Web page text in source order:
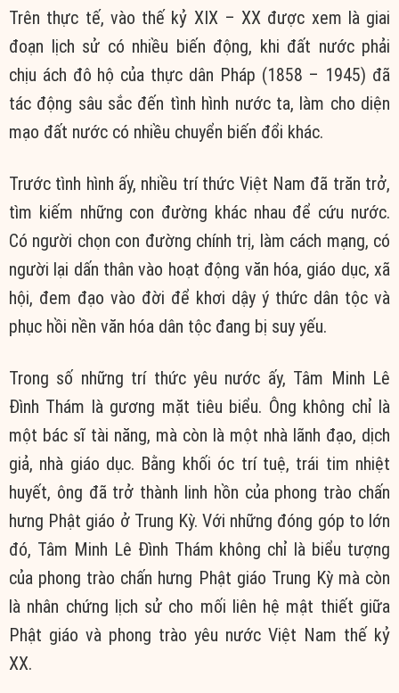
Trên thực tế, vào thế kỷ XIX – XX được xem là giai
đoạn lịch sử có nhiều biến động, khi đất nước phải
chịu ách đô hộ của thực dân Pháp (1858 – 1945) đã
tác động sâu sắc đến tình hình nước ta, làm cho diện
mạo đất nước có nhiều chuyển biến đổi khác.
Trước tình hình ấy, nhiều trí thức Việt Nam đã trăn trở,
tìm kiếm những con đường khác nhau để cứu nước.
Có người chọn con đường chính trị, làm cách mạng, có
người lại dấn thân vào hoạt động văn hóa, giáo dục, xã
hội, đem đạo vào đời để khơi dậy ý thức dân tộc và
phục hồi nền văn hóa dân tộc đang bị suy yếu.
Trong số những trí thức yêu nước ấy, Tâm Minh Lê
Đình Thám là gương mặt tiêu biểu. Ông không chỉ là
một bác sĩ tài năng, mà còn là một nhà lãnh đạo, dịch
giả, nhà giáo dục. Bằng khối óc trí tuệ, trái tim nhiệt
huyết, ông đã trở thành linh hồn của phong trào chấn
hưng Phật giáo ở Trung Kỳ. Với những đóng góp to lớn
đó, Tâm Minh Lê Đình Thám không chỉ là biểu tượng
của phong trào chấn hưng Phật giáo Trung Kỳ mà còn
là nhân chứng lịch sử cho mối liên hệ mật thiết giữa
Phật giáo và phong trào yêu nước Việt Nam thế kỷ
XX.